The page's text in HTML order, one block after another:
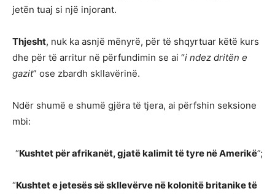
jetën tuaj si një injorant.
Thjesht, nuk ka asnjë mënyrë, për të shqyrtuar këtë kurs
dhe për të arritur në përfundimin se ai “i ndez dritën e
gazit” ose zbardh skllavërinë.
Ndër shumë e shumë gjëra të tjera, ai përfshin seksione
mbi:
“Kushtet për afrikanët, gjatë kalimit të tyre në Amerikë”;
“Kushtet e jetesës së skllevërve në kolonitë britanike të